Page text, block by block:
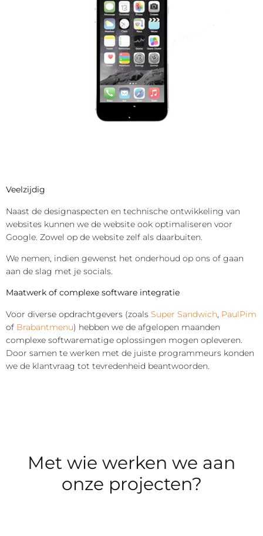
Veelzijdig
Naast de designaspecten en technische ontwikkeling van
websites kunnen we de website ook optimaliseren voor
Google. Zowel op de website zelf als daarbuiten.
We nemen, indien gewenst het onderhoud op ons of gaan
aan de slag met je socials.
Maatwerk of complexe software integratie
Voor diverse opdrachtgevers (zoals Super Sandwich, PaulPim
of Brabantmenu) hebben we de afgelopen maanden
complexe softwarematige oplossingen mogen opleveren.
Door samen te werken met de juiste programmeurs konden
we de klantvraag tot tevredenheid beantwoorden.
Met wie werken we aan
onze projecten?